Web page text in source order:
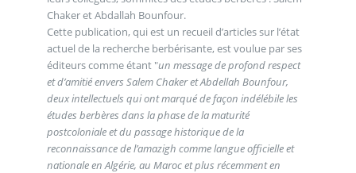
Chaker et Abdallah Bounfour.
Cette publication, qui est un recueil d’articles sur l’état
actuel de la recherche berbérisante, est voulue par ses
éditeurs comme étant "un message de profond respect
et d’amitié envers Salem Chaker et Abdellah Bounfour,
deux intellectuels qui ont marqué de façon indélébile les
études berbères dans la phase de la maturité
postcoloniale et du passage historique de la
reconnaissance de l’amazigh comme langue officielle et
nationale en Algérie, au Maroc et plus récemment en